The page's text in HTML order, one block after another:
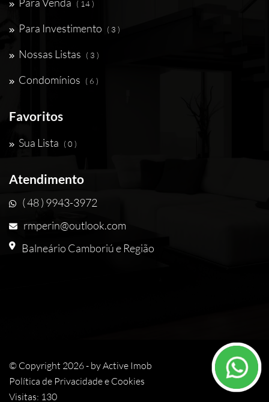
( 14 )
Para Investimento ( 3 )
Nossas Listas ( 3 )
Condomínios ( 6 )
Favoritos
Sua Lista ( 0 )
Atendimento
( 48 ) 9943-3972
rmperin@outlook.com
Balneário Camboriú e Região
© Copyright 2026 - byActive Imob
Política de Privacidade e Cookies
Visitas: 130